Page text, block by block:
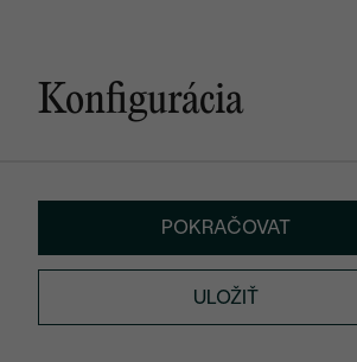
Konfigurácia
POKRAČOVAT
ULOŽIŤ